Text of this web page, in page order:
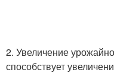
2. Увеличение
способствует